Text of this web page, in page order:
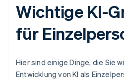
Wichtige KI-
für
Hier sind einige Dinge, die Sie
Entwicklung von KI als